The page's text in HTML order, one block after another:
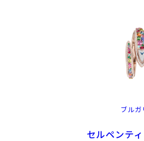
ブルガ
セルペンテ